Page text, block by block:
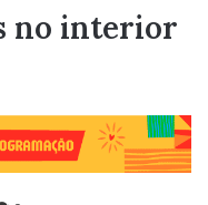
no interior